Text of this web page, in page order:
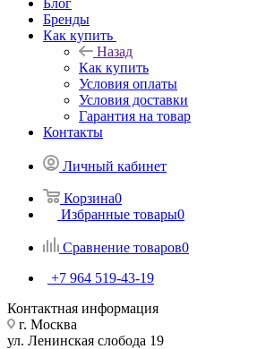
Блог
Бренды
Как купить
Назад
Как купить
Условия оплаты
Условия доставки
Гарантия на товар
Контакты
Личный кабинет
Корзина0
Избранные товары0
Сравнение товаров0
+7 964 519-43-19
Контактная информация
г. Москва
ул. Ленинская слобода 19